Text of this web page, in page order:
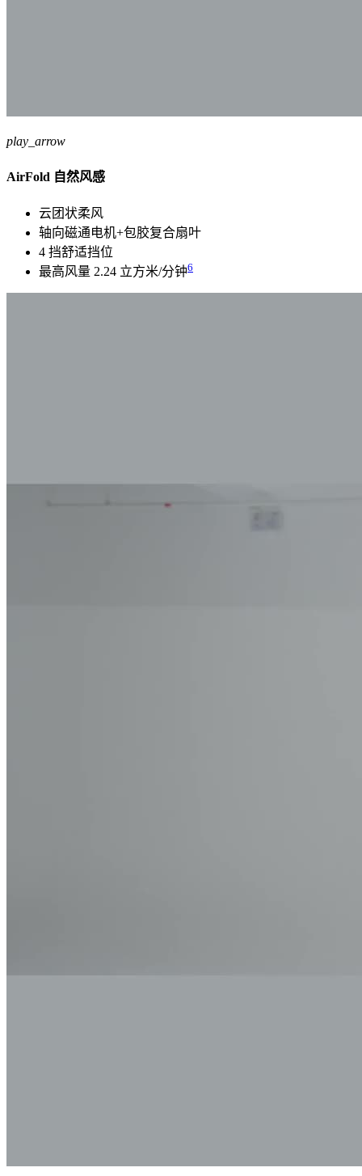
play_arrow
AirFold 自然风感
云团状柔风
轴向磁通电机+包胶复合扇叶
4 挡舒适挡位
最高风量 2.24 立方米/分钟6